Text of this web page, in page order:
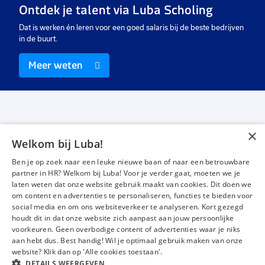
€ 2675- € 3450 p.m. € 2800 -€ 3300 p.m.
Ontdek je talent via Luba Scholing
Dat is werken én leren voor een goed salaris bij de beste bedrijven
in de buurt.
Meer weten
Werken bij Luba
Voor werkgevers
Mijn Luba
Contact
InstagramFacebookLinkedIn YouTube
×
Welkom bij Luba!
Ben je op zoek naar een leuke nieuwe baan of naar een betrouwbare
partner in HR? Welkom bij Luba! Voor je verder gaat, moeten we je
laten weten dat onze website gebruik maakt van cookies. Dit doen we
om content en advertenties te personaliseren, functies te bieden voor
social media en om ons websiteverkeer te analyseren. Kort gezegd
houdt dit in dat onze website zich aanpast aan jouw persoonlijke
voorkeuren. Geen overbodige content of advertenties waar je niks
aan hebt dus. Best handig! Wil je optimaal gebruik maken van onze
website? Klik dan op 'Alle cookies toestaan'.